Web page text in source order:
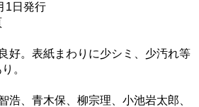
1日発行
好。表紙まわりに少シミ、少汚れ等
。
浩、青木保、柳宗理、小池岩太郎、